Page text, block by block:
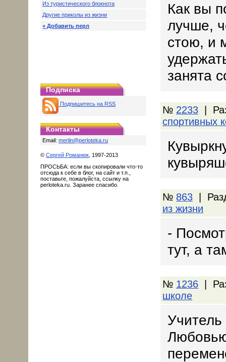
Из туристического блокнота
Другие приколы из жизни
+ Добавить перл
Подписка
Подпишитесь на RSS
Контакты
Email:merlin@perloteka.ru
©Сергей Романюк , 1997-2013
ПРОСЬБА: если вы скопировали что-то
отсюда к себе в блог, на сайт и т.п.,
поставьте, пожалуйста, ссылку на
perloteka.ru. Заранее спасибо.
Как вы
лучше,
стою, и
занята
№ 2233 |
спортивных
№ 863 |
из жизни
-
тут, а
№ 1236 |
школе